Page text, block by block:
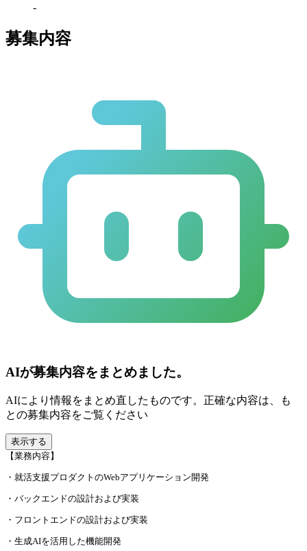
-
募集内容
AIが募集内容をまとめました。
AIにより情報をまとめ直したものです。正確な内容は、も
との募集内容をご覧ください
表示する
【業務内容】
・就活支援プロダクトのWebアプリケーション開発
・バックエンドの設計および実装
・フロントエンドの設計および実装
・生成AIを活用した機能開発